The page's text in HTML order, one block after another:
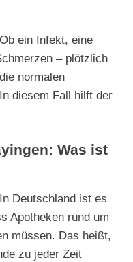
ein Infekt, eine
– plötzlich
normalen
diesem Fall hilft der
Was ist
Deutschland ist es
Apotheken rund um
müssen. Das heißt,
zu jeder Zeit